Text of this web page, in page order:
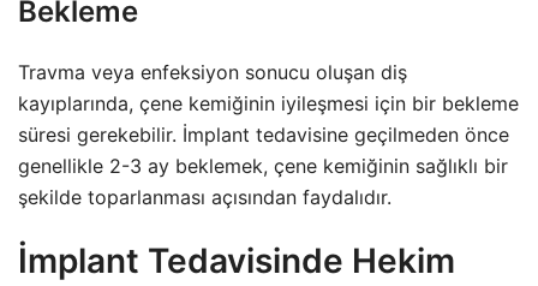
Bekleme
Travma veya enfeksiyon sonucu oluşan diş
kayıplarında, çene kemiğinin iyileşmesi için bir bekleme
süresi gerekebilir. İmplant tedavisine geçilmeden önce
genellikle 2-3 ay beklemek, çene kemiğinin sağlıklı bir
şekilde toparlanması açısından faydalıdır.
İmplant Tedavisinde Hekim